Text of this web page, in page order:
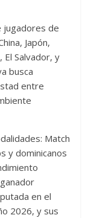
jugadores de
Japón,
El Salvador, y
busca
entre
Match
y dominicanos
en el
2026, y sus